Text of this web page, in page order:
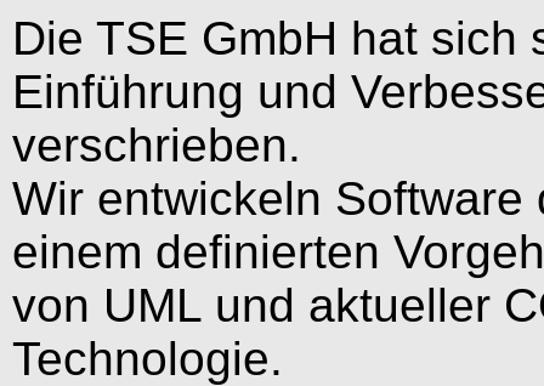
Die TSE GmbH hat sich
Einführung und
verschrieben.
Wir entwickeln
einem definierten
von UML und aktueller
Technologie.